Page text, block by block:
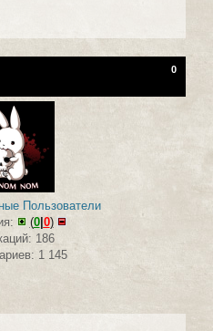
0
Пользователи
(0|0)
186
1 145